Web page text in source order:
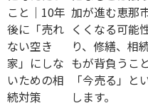
加が進む恵那
くくなる可能
り、修繕、相
もが背負うこ
「今売る」
します。